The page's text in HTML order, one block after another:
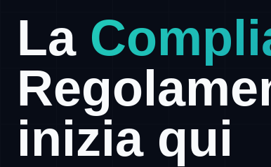
La
inizia qui